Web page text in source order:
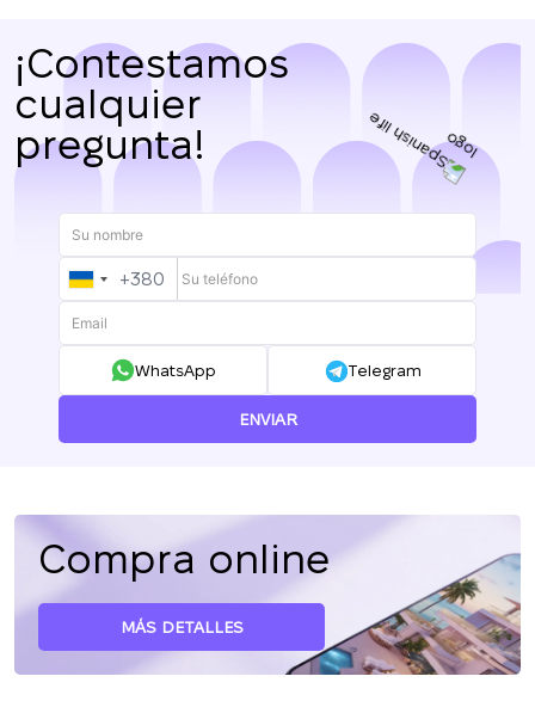
¡Contestamos
cualquier
pregunta!
UKRAINE
+380
+380
WhatsApp Telegram
ENVIAR
Compra online
MÁS DETALLES